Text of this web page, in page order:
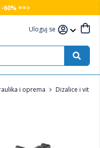
60% ==>
Uloguj se
i oprema Dizalice i vitla